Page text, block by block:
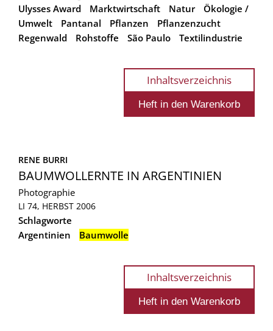
Ulysses Award
Marktwirtschaft Natur
Ökologie /
Umwelt
Pantanal Pflanzen
Pflanzenzucht
Regenwald
Rohstoffe São Paulo Textilindustrie
Inhaltsverzeichnis
RENE BURRI
BAUMWOLLERNTE IN ARGENTINIEN
Photographie
LI 74, HERBST 2006
Schlagworte
Argentinien
Baumwolle
Inhaltsverzeichnis